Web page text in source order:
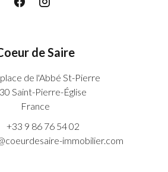
de Saire
de l'Abbé St-Pierre
Saint-Pierre-Église
France
+33 9 86 76 54 02
immobilier.com